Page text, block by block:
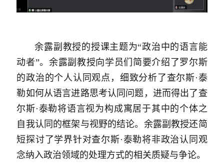
余露副教授的授课主题为“政治中的语言能
动者”。余露副教授向学员们简要介绍了罗尔斯
的政治的个人认同观点，细致分析了查尔斯·泰
勒如何从语言进路思考认同问题，进而得出了查
尔斯·泰勒将语言视为构成寓居于其中的个体之
自我认同的框架与视野的结论。余露副教授还简
短探讨了学界针对查尔斯·泰勒将非政治认同观
念纳入政治领域的处理方式的相关质疑与争论。